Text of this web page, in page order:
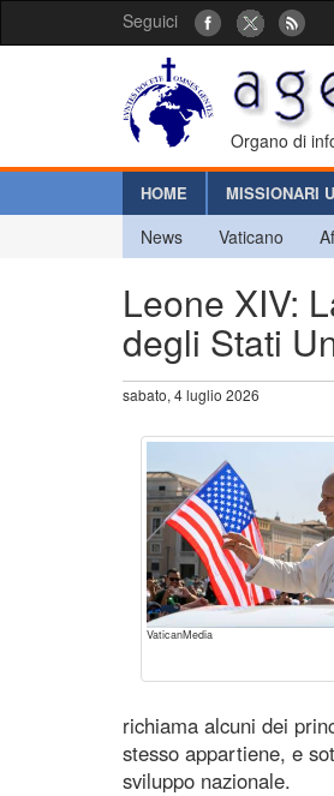
Seguici
Organo di
HOME MISSIONARI
News Vaticano
Leone XIV:
degli Stati
sabato, 4 luglio 2026
VaticanMedia
richiama alcuni dei
stesso appartiene, e
sviluppo nazionale.